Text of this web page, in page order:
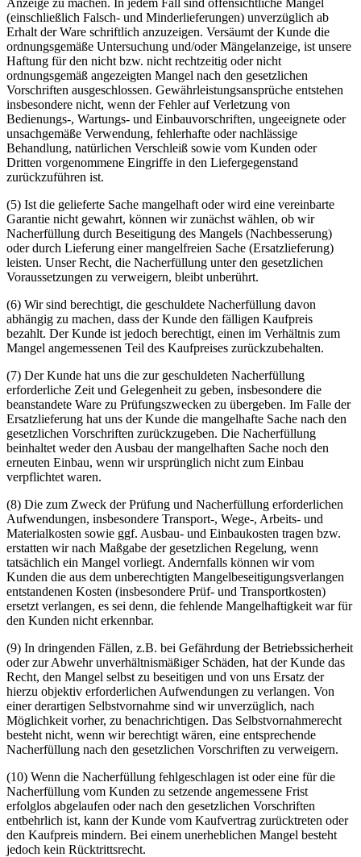
Anzeige zu machen. In jedem Fall sind offensichtliche Mängel
(einschließlich Falsch- und Minderlieferungen) unverzüglich ab
Erhalt der Ware schriftlich anzuzeigen. Versäumt der Kunde die
ordnungsgemäße Untersuchung und/oder Mängelanzeige, ist unsere
Haftung für den nicht bzw. nicht rechtzeitig oder nicht
ordnungsgemäß angezeigten Mangel nach den gesetzlichen
Vorschriften ausgeschlossen. Gewährleistungsansprüche entstehen
insbesondere nicht, wenn der Fehler auf Verletzung von
Bedienungs-, Wartungs- und Einbauvorschriften, ungeeignete oder
unsachgemäße Verwendung, fehlerhafte oder nachlässige
Behandlung, natürlichen Verschleiß sowie vom Kunden oder
Dritten vorgenommene Eingriffe in den Liefergegenstand
zurückzuführen ist.
(5) Ist die gelieferte Sache mangelhaft oder wird eine vereinbarte
Garantie nicht gewahrt, können wir zunächst wählen, ob wir
Nacherfüllung durch Beseitigung des Mangels (Nachbesserung)
oder durch Lieferung einer mangelfreien Sache (Ersatzlieferung)
leisten. Unser Recht, die Nacherfüllung unter den gesetzlichen
Voraussetzungen zu verweigern, bleibt unberührt.
(6) Wir sind berechtigt, die geschuldete Nacherfüllung davon
abhängig zu machen, dass der Kunde den fälligen Kaufpreis
bezahlt. Der Kunde ist jedoch berechtigt, einen im Verhältnis zum
Mangel angemessenen Teil des Kaufpreises zurückzubehalten.
(7) Der Kunde hat uns die zur geschuldeten Nacherfüllung
erforderliche Zeit und Gelegenheit zu geben, insbesondere die
beanstandete Ware zu Prüfungszwecken zu übergeben. Im Falle der
Ersatzlieferung hat uns der Kunde die mangelhafte Sache nach den
gesetzlichen Vorschriften zurückzugeben. Die Nacherfüllung
beinhaltet weder den Ausbau der mangelhaften Sache noch den
erneuten Einbau, wenn wir ursprünglich nicht zum Einbau
verpflichtet waren.
(8) Die zum Zweck der Prüfung und Nacherfüllung erforderlichen
Aufwendungen, insbesondere Transport-, Wege-, Arbeits- und
Materialkosten sowie ggf. Ausbau- und Einbaukosten tragen bzw.
erstatten wir nach Maßgabe der gesetzlichen Regelung, wenn
tatsächlich ein Mangel vorliegt. Andernfalls können wir vom
Kunden die aus dem unberechtigten Mangelbeseitigungsverlangen
entstandenen Kosten (insbesondere Prüf- und Transportkosten)
ersetzt verlangen, es sei denn, die fehlende Mangelhaftigkeit war für
den Kunden nicht erkennbar.
(9) In dringenden Fällen, z.B. bei Gefährdung der Betriebssicherheit
oder zur Abwehr unverhältnismäßiger Schäden, hat der Kunde das
Recht, den Mangel selbst zu beseitigen und von uns Ersatz der
hierzu objektiv erforderlichen Aufwendungen zu verlangen. Von
einer derartigen Selbstvornahme sind wir unverzüglich, nach
Möglichkeit vorher, zu benachrichtigen. Das Selbstvornahmerecht
besteht nicht, wenn wir berechtigt wären, eine entsprechende
Nacherfüllung nach den gesetzlichen Vorschriften zu verweigern.
(10) Wenn die Nacherfüllung fehlgeschlagen ist oder eine für die
Nacherfüllung vom Kunden zu setzende angemessene Frist
erfolglos abgelaufen oder nach den gesetzlichen Vorschriften
entbehrlich ist, kann der Kunde vom Kaufvertrag zurücktreten oder
den Kaufpreis mindern. Bei einem unerheblichen Mangel besteht
jedoch kein Rücktrittsrecht.